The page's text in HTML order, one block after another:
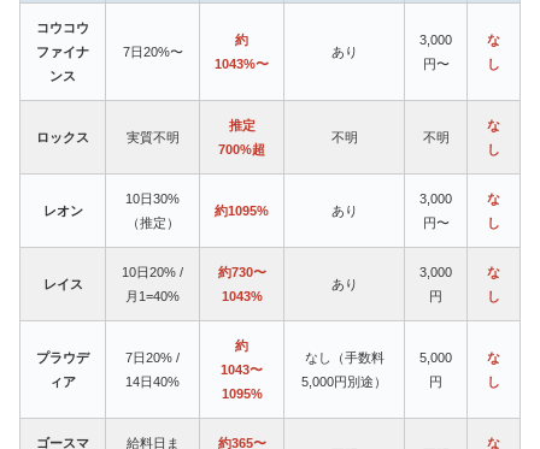
コウコウ
ファイナ
ンス
7日20%〜
約
1043%〜
あり
3,000
円〜
な
し
ロックス 実質不明
推定
700%超
不明 不明
な
し
レオン
10日30%
（推定）
約1095% あり
3,000
円〜
な
し
レイス
10日20% /
月1=40%
約730〜
1043%
あり
3,000
円
な
し
プラウデ
ィア
7日20% /
14日40%
約
1043〜
1095%
なし（手数料
5,000円別途）
5,000
円
な
し
ゴースマ
給料日ま
約365〜
な